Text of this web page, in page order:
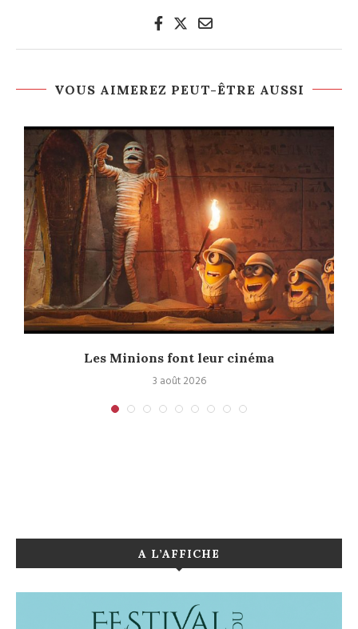
VOUS AIMEREZ PEUT-ÊTRE AUSSI
Les Minions font leur cinéma
3 août 2026
A L’AFFICHE